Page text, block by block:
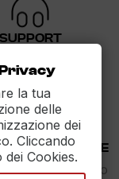
SUPPORT
SECURE
il pagamento
la tua
delle
dei
Cliccando
Cookies.